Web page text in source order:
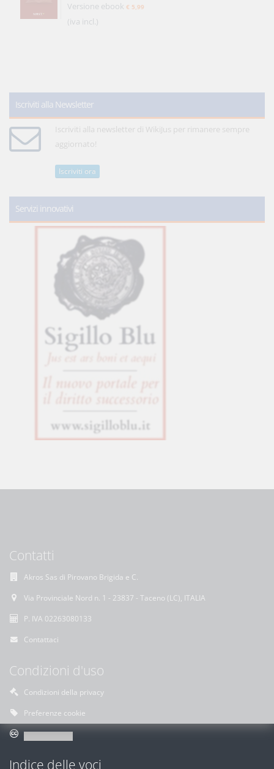
Versione ebook € 5,99
(iva incl.)
Iscriviti alla Newsletter
Iscriviti alla newsletter di WikiJus per rimanere sempre
aggiornato!
Iscriviti ora
Servizi innovativi
Contatti
Akros Sas di Pirovano Brigida e C.
Via Provinciale Nord n. 1 - 23837 - Taceno (LC), ITALIA
P. IVA 02263080133
Contattaci
Condizioni d'uso
Condizioni della privacy
Preferenze cookie
Indice delle voci